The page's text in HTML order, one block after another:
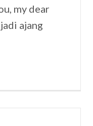
my dear
ajang